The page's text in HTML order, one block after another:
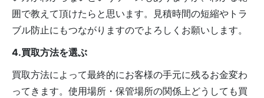
囲で教えて頂けたらと思います。見積時間の短縮やトラ
ブル防止にもつながりますのでよろしくお願いします。
4.買取方法を選ぶ
買取方法によって最終的にお客様の手元に残るお金変わ
ってきます。使用場所・保管場所の関係上どうしても買